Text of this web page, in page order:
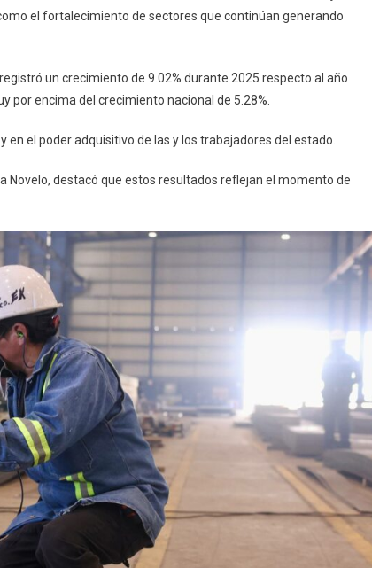
el fortalecimiento de sectores que continúan generando
un crecimiento de 9.02% durante 2025 respecto al año
por encima del crecimiento nacional de 5.28%.
el poder adquisitivo de las y los trabajadores del estado.
Novelo, destacó que estos resultados reflejan el momento de